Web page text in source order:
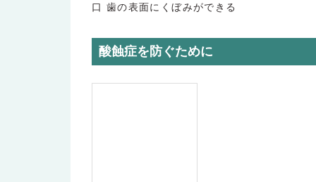
口 歯の表面にくぼみができる
酸蝕症を防ぐために